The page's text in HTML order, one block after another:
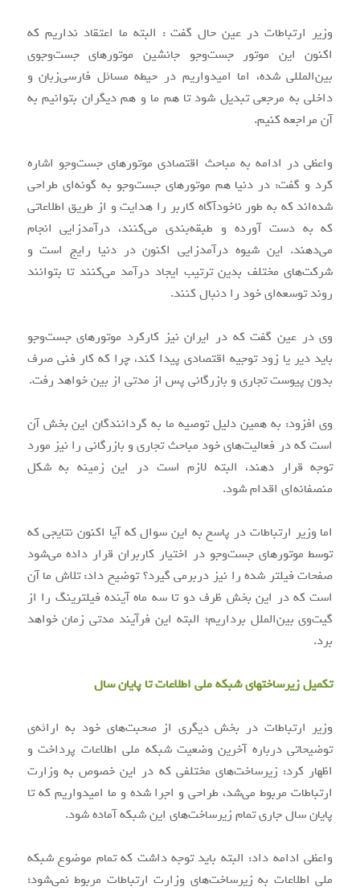
وزیر ارتباطات در عین حال گفت : البته ما اعتقاد نداریم که
اکنون این موتور جست‌وجو جانشین موتورهای جست‌وجوی
بین‌المللی شده، اما امیدواریم در حیطه مسائل فارسی‌زبان و
داخلی به مرجعی تبدیل شود تا هم ما و هم دیگران بتوانیم به
آن مراجعه کنیم.
واعظی در ادامه به مباحث اقتصادی موتورهای جست‌وجو اشاره
کرد و گفت: در دنیا هم موتورهای جست‌وجو به گونه‌ای طراحی
شده‌اند که به طور ناخودآگاه کاربر را هدایت و از طریق اطلاعاتی
که به دست آورده و طبقه‌بندی می‌کنند، درآمدزایی انجام
می‌دهند. این شیوه درآمدزایی اکنون در دنیا رایج است و
شرکت‌های مختلف بدین ترتیب ایجاد درآمد می‌کنند تا بتوانند
روند توسعه‌ای خود را دنبال کنند.
وی در عین گفت که در ایران نیز کارکرد موتورهای جست‌وجو
باید دیر یا زود توجیه اقتصادی پیدا کند، چرا که کار فنی صرف
بدون پیوست تجاری و بازرگانی پس از مدتی از بین خواهد رفت.
وی افزود: به همین دلیل توصیه ما به گردانندگان این بخش آن
است که در فعالیت‌های خود مباحث تجاری و بازرگانی را نیز مورد
توجه قرار دهند، البته لازم است در این زمینه به شکل
منصفانه‌ای اقدام شود.
اما وزیر ارتباطات در پاسخ به این سوال که آیا اکنون نتایجی که
توسط موتورهای جست‌وجو در اختیار کاربران قرار داده می‌شود
صفحات فیلتر شده را نیز دربرمی گیرد؟ توضیح داد: تلاش ما آن
است که در این بخش ظرف دو تا سه ماه آینده فیلترینگ را از
گیت‌وی بین‌الملل برداریم؛ البته این فرآیند مدتی زمان خواهد
برد.
تکمیل زیرساختهای شبکه ملی اطلاعات تا پایان سال
وزیر ارتباطات در بخش دیگری از صحبت‌های خود به ارائه‌ی
توضیحاتی درباره آخرین وضعیت شبکه ملی اطلاعات پرداخت و
اظهار کرد: زیرساخت‌های مختلفی که در این خصوص به وزارت
ارتباطات مربوط می‌شد، طراحی و اجرا شده و ما امیدواریم که تا
پایان سال جاری تمام زیرساخت‌های این شبکه آماده شود.
واعظی ادامه داد: البته باید توجه داشت که تمام موضوع شبکه
ملی اطلاعات به زیرساخت‌های وزارت ارتباطات مربوط نمی‌شود؛